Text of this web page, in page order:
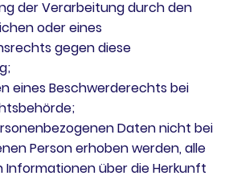
der Verarbeitung durch den
oder eines
gegen diese
eines Beschwerderechts bei
Daten nicht bei
Person erhoben werden, alle
über die Herkunft